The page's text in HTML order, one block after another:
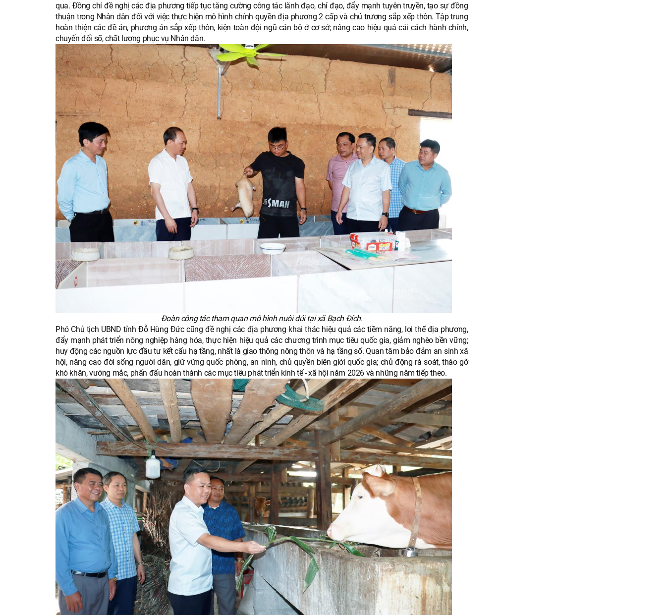
qua. Đồng chí đề nghị các địa phương tiếp tục tăng cường công tác lãnh đạo, chỉ đạo, đẩy mạnh tuyên truyền, tạo sự đồng
thuận trong Nhân dân đối với việc thực hiện mô hình chính quyền địa phương 2 cấp và chủ trương sắp xếp thôn. Tập trung
hoàn thiện các đề án, phương án sắp xếp thôn, kiện toàn đội ngũ cán bộ ở cơ sở; nâng cao hiệu quả cải cách hành chính,
chuyển đổi số, chất lượng phục vụ Nhân dân.
Đoàn công tác tham quan mô hình nuôi dúi tại xã Bạch Đích.
Phó Chủ tịch UBND tỉnh Đỗ Hùng Đức cũng đề nghị các địa phương khai thác hiệu quả các tiềm năng, lợi thế địa phương,
đẩy mạnh phát triển nông nghiệp hàng hóa, thực hiện hiệu quả các chương trình mục tiêu quốc gia, giảm nghèo bền vững;
huy động các nguồn lực đầu tư kết cấu hạ tầng, nhất là giao thông nông thôn và hạ tầng số. Quan tâm bảo đảm an sinh xã
hội, nâng cao đời sống người dân, giữ vững quốc phòng, an ninh, chủ quyền biên giới quốc gia; chủ động rà soát, tháo gỡ
khó khăn, vướng mắc, phấn đấu hoàn thành các mục tiêu phát triển kinh tế - xã hội năm 2026 và những năm tiếp theo.